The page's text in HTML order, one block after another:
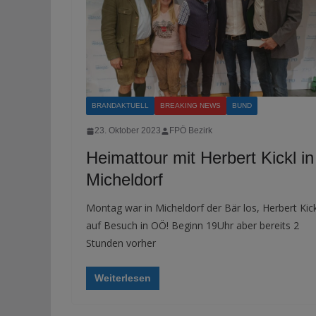
BRANDAKTUELL BREAKING NEWS BUND
23. Oktober 2023 FPÖ Bezirk
Heimattour mit Herbert Kickl in
Micheldorf
Montag war in Micheldorf der Bär los, Herbert
auf Besuch in OÖ! Beginn 19Uhr aber bereits 2
Stunden vorher
Weiterlesen